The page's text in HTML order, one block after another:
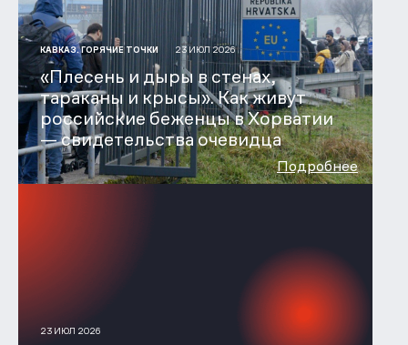
КАВКАЗ. ГОРЯЧИЕ ТОЧКИ 23 ИЮЛ 2026
«Плесень и дыры в стенах,
тараканы и крысы». Как живут
российские беженцы в Хорватии
— свидетельства очевидца
Подробнее
23 ИЮЛ 2026